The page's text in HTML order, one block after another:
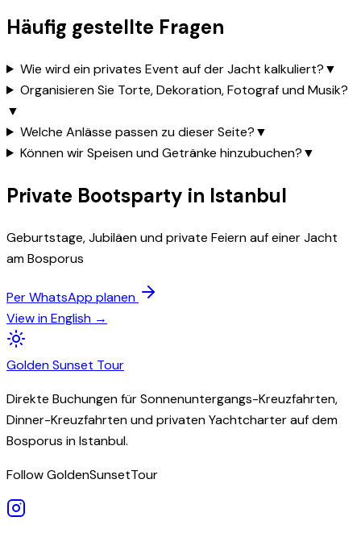
Häufig gestellte Fragen
Wie wird ein privates Event auf der Jacht kalkuliert?▼
Organisieren Sie Torte, Dekoration, Fotograf und Musik?
▼
Welche Anlässe passen zu dieser Seite?▼
Können wir Speisen und Getränke hinzubuchen?▼
Private Bootsparty in Istanbul
Geburtstage, Jubiläen und private Feiern auf einer Jacht
am Bosporus
Per WhatsApp planen
View in English →
GoldenSunset Tour
Direkte Buchungen für Sonnenuntergangs-Kreuzfahrten,
Dinner-Kreuzfahrten und privaten Yachtcharter auf dem
Bosporus in Istanbul.
Follow GoldenSunsetTour